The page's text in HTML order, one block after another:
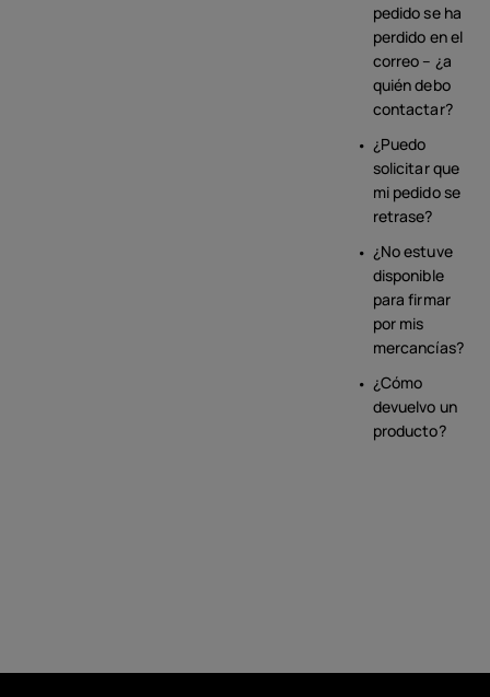
pedido se ha
perdido en el
correo – ¿a
quién debo
contactar?
¿Puedo
solicitar que
mi pedido se
retrase?
¿No estuve
disponible
para firmar
por mis
mercancías?
¿Cómo
devuelvo un
producto?